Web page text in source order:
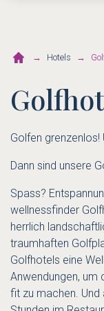
Hotels
Golfen
Dann sind unsere
Spass?
wellnessfinder
herrlich
traumhaften
Golfhotels eine
Anwendungen, um
fit zu machen. Und